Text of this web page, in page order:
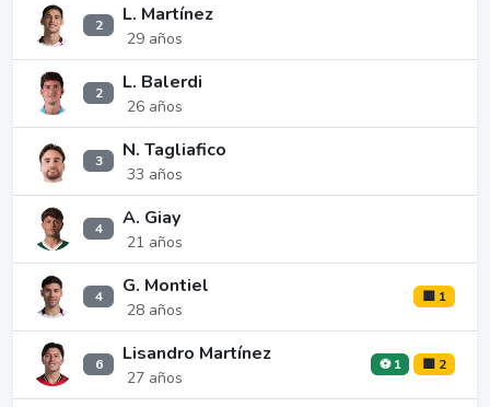
2 L. Martínez
29 años
2 L. Balerdi
26 años
3 N. Tagliafico
33 años
4 A. Giay
21 años
4 G. Montiel
28 años
🟨 1
6 Lisandro Martínez
27 años
⚽ 1 🟨 2